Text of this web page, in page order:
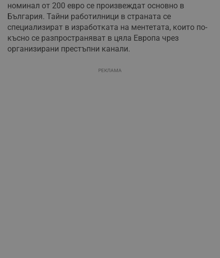
номинал от 200 евро се произвеждат основно в
България. Тайни работилници в страната се
специализират в изработката на ментетата, които по-
късно се разпространяват в цяла Европа чрез
организирани престъпни канали.
РЕКЛАМА